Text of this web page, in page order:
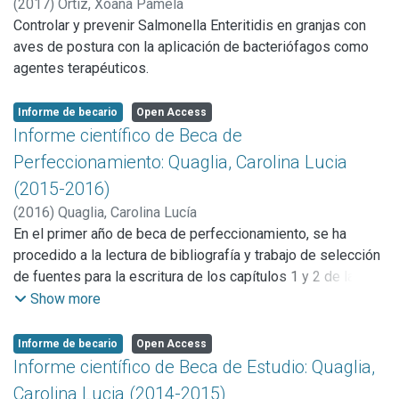
hydrochoerus, a lo largo de su distribución geográfica en
Sudamérica, utilizando como marcador molecular un
fragmento de la región control del ADN mitocondrial
(2017) Ortiz, Xoana Pamela
Controlar y prevenir Salmonella Enteritidis en granjas con
aves de postura con la aplicación de bacteriófagos como
agentes terapéuticos.
Informe de becario Open Access
Informe científico de Beca de
Perfeccionamiento: Quaglia, Carolina Lucia
(2015-2016)
(2016) Quaglia, Carolina Lucía
En el primer año de beca de perfeccionamiento, se ha
procedido a la lectura de bibliografía y trabajo de selección
de fuentes para la escritura de los capítulos 1 y 2 de la
tesis doctotal. Las fuentes utilizadas fueron
el Código Civil redactado por Vélez Sarsfield, los debates
generados en la prensa de la época en torno al Código,
hasta expedirntes judiciales (alrededor de 1000 casos) del
Show more
Informe de becario Open Access
Informe científico de Beca de Estudio: Quaglia,
Carolina Lucia (2014-2015)